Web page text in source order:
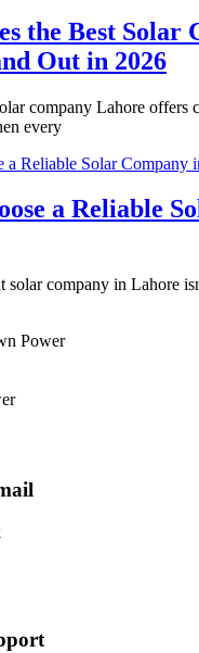
the Best Solar
Out in 2026
company Lahore offers
every
a Reliable
solar company in Lahore
Power